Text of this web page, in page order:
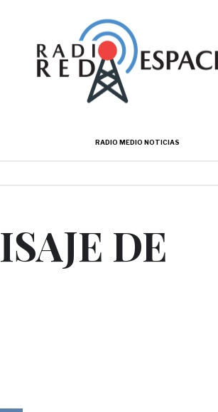
RADIO MEDIO NOTICIAS
DE